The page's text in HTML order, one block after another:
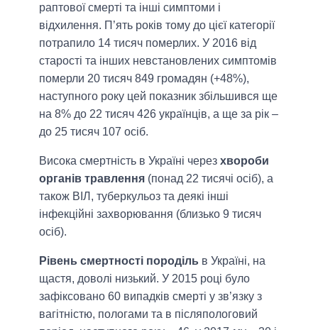
раптової смерті та інші симптоми і
відхилення. П’ять років тому до цієї категорії
потрапило 14 тисяч померлих. У 2016 від
старості та інших невстановлених симптомів
померли 20 тисяч 849 громадян (+48%),
наступного року цей показник збільшився ще
на 8% до 22 тисяч 426 українців, а ще за рік –
до 25 тисяч 107 осіб.
Висока смертність в Україні через хвороби
органів травлення (понад 22 тисячі осіб), а
також ВІЛ, туберкульоз та деякі інші
інфекційні захворювання (близько 9 тисяч
осіб).
Рівень смертності породіль в Україні, на
щастя, доволі низький. У 2015 році було
зафіксовано 60 випадків смерті у зв’язку з
вагітністю, пологами та в післяпологовий